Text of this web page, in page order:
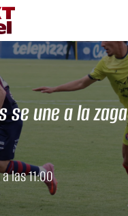
se une a la zaga
las 11:00